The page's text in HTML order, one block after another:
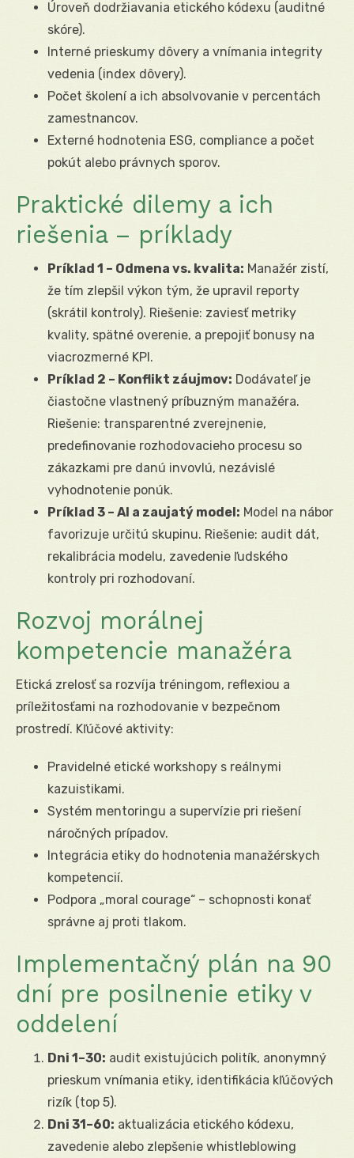
Úroveň dodržiavania etického kódexu (auditné
skóre).
Interné prieskumy dôvery a vnímania integrity
vedenia (index dôvery).
Počet školení a ich absolvovanie v percentách
zamestnancov.
Externé hodnotenia ESG, compliance a počet
pokút alebo právnych sporov.
Praktické dilemy a ich
riešenia – príklady
Príklad 1 – Odmena vs. kvalita: Manažér zistí,
že tím zlepšil výkon tým, že upravil reporty
(skrátil kontroly). Riešenie: zaviesť metriky
kvality, spätné overenie, a prepojiť bonusy na
viacrozmerné KPI.
Príklad 2 – Konflikt záujmov: Dodávateľ je
čiastočne vlastnený príbuzným manažéra.
Riešenie: transparentné zverejnenie,
predefinovanie rozhodovacieho procesu so
zákazkami pre danú invovlú, nezávislé
vyhodnotenie ponúk.
Príklad 3 – AI a zaujatý model: Model na nábor
favorizuje určitú skupinu. Riešenie: audit dát,
rekalibrácia modelu, zavedenie ľudského
kontroly pri rozhodovaní.
Rozvoj morálnej
kompetencie manažéra
Etická zrelosť sa rozvíja tréningom, reflexiou a
príležitosťami na rozhodovanie v bezpečnom
prostredí. Kľúčové aktivity:
Pravidelné etické workshopy s reálnymi
kazuistikami.
Systém mentoringu a supervízie pri riešení
náročných prípadov.
Integrácia etiky do hodnotenia manažérskych
kompetencií.
Podpora „moral courage“ – schopnosti konať
správne aj proti tlakom.
Implementačný plán na 90
dní pre posilnenie etiky v
oddelení
Dni 1–30: audit existujúcich politík, anonymný
prieskum vnímania etiky, identifikácia kľúčových
rizík (top 5).
Dni 31–60: aktualizácia etického kódexu,
zavedenie alebo zlepšenie whistleblowing